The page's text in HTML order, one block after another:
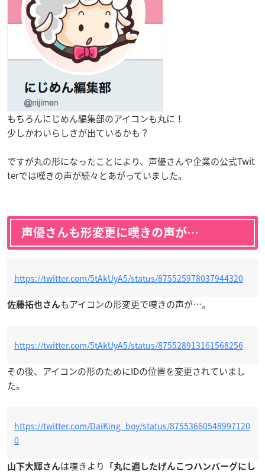
もちろんにじめん編集部のアイコンも丸に！
少しかわいらしさが出ているかも？
ですが丸の形になったことにより、声優さんや企業の公式Twit
terでは嘆きの声が続々とあがっていました。
声優さんも形変更に嘆きの声が…
https://twitter.com/5tAkUyA5/status/875525978037944320
佐藤拓也さんもアイコンの形変更で嘆きの声が…。
https://twitter.com/5tAkUyA5/status/875528913161568256
その後、アイコンの形のためにIDの位置を変更されていまし
た。
https://twitter.com/DaiKing_boy/status/87553660548997120
0
山下大輝さんは嘆きより 「丸に適したげんこつハンバーグにし